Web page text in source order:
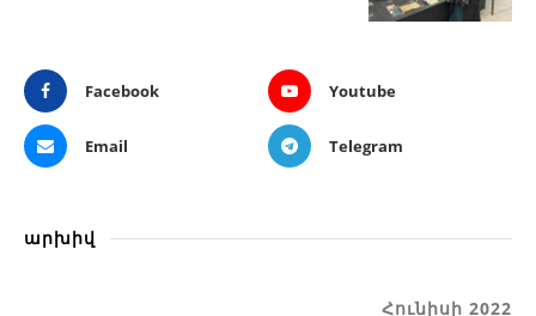
Facebook Youtube
Email Telegram
արխիվ
Հունիսի 2022